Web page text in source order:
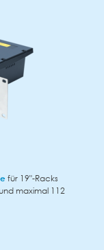
max. 20